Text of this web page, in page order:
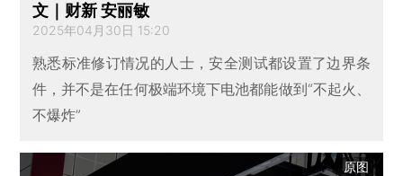
文｜财新 安丽敏
2025年04月30日 15:20
熟悉标准修订情况的人士，安全测试都设置了边界条
件，并不是在任何极端环境下电池都能做到“不起火、
不爆炸”
原图